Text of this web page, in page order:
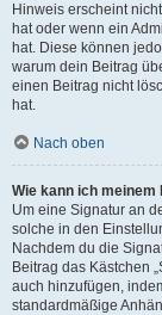
Hinweis erscheint
hat oder wenn ein
hat. Diese können
warum dein Beitrag
einen Beitrag nicht
hat.
Nach oben
Wie kann ich
Um eine Signatur an
solche in den
Nachdem du die
Beitrag das Kästchen
auch hinzufügen,
standardmäßige